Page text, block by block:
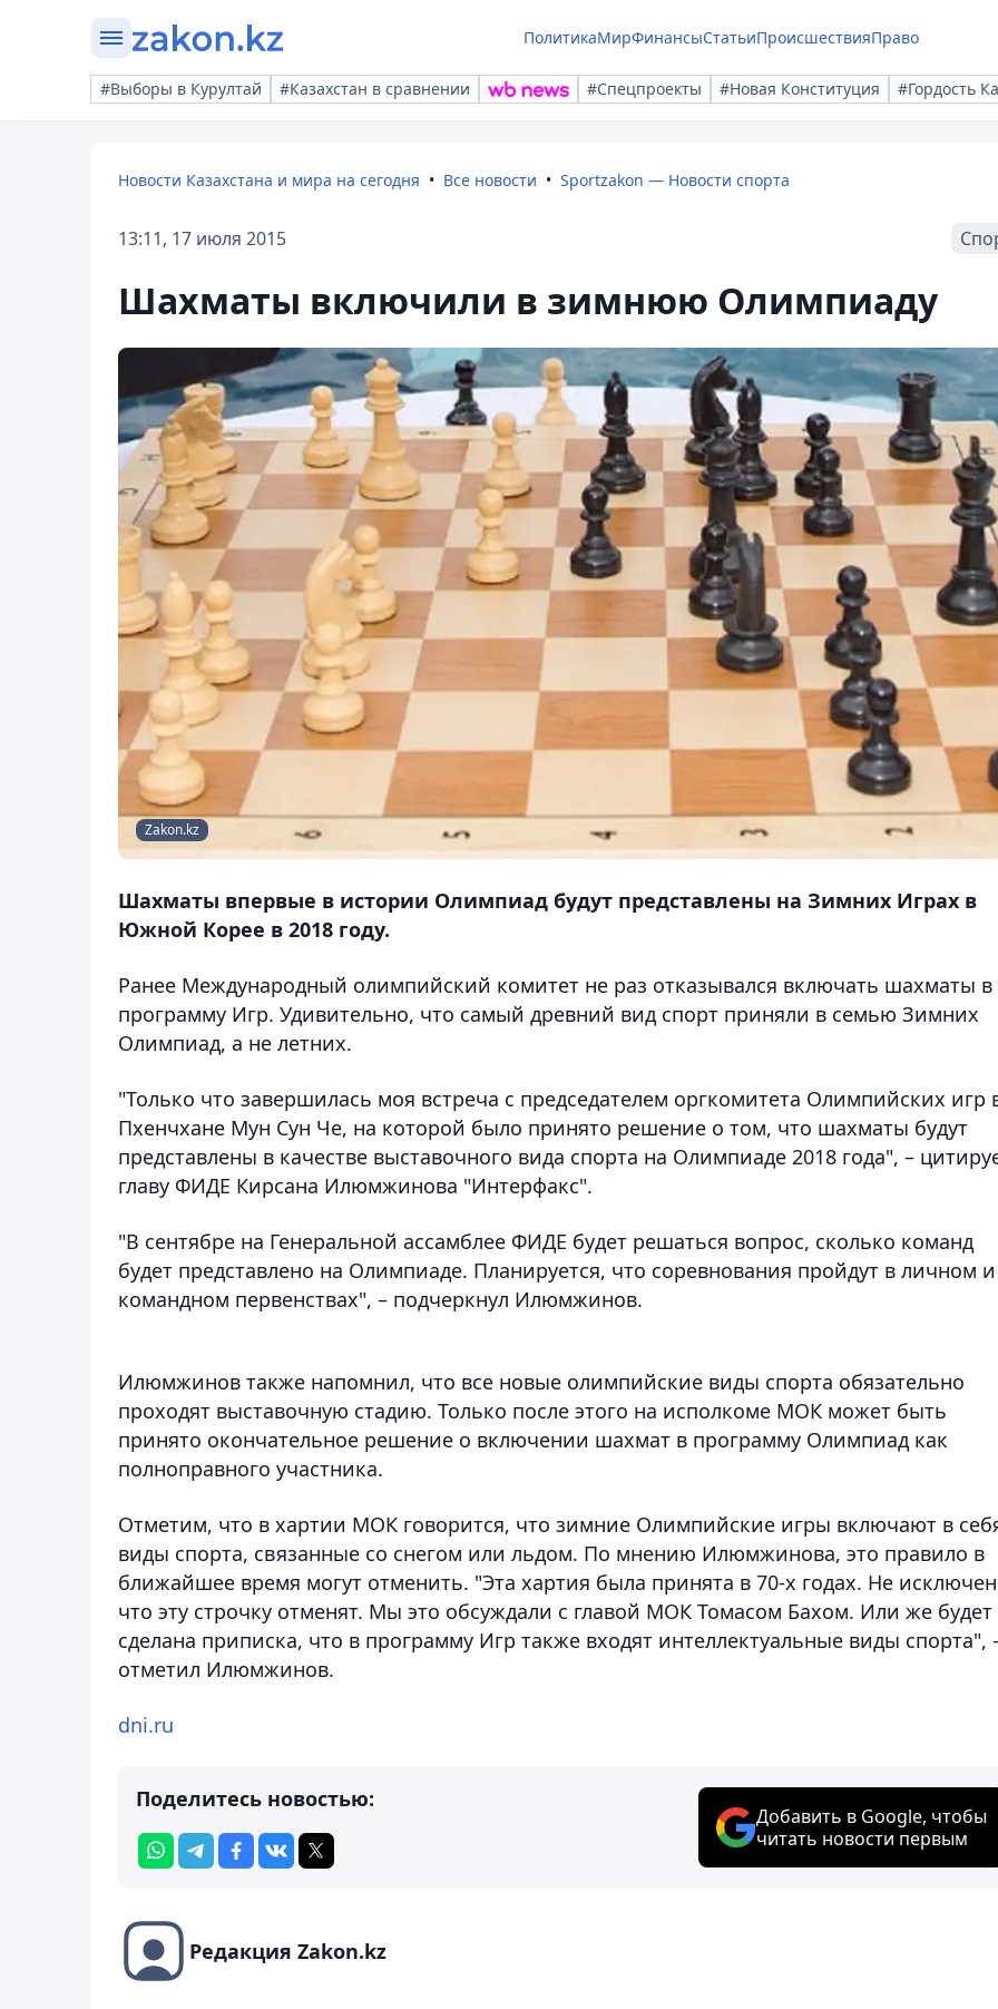
ПолитикаМирФинансыСтатьиПроисшествияПраво
#Выборы в Курултай #Казахстан в сравнении #Спецпроекты #Новая Конституция #Гордость
Новости Казахстана и мира на сегодня Все новости Sportzakon — Новости спорта
13:11, 17 июля 2015
Шахматы включили в зимнюю Олимпиаду
Zakon.kz
Шахматы впервые в истории Олимпиад будут представлены на Зимних Играх в
Южной Корее в 2018 году.
Ранее Международный олимпийский комитет не раз отказывался включать шахматы в
программу Игр. Удивительно, что самый древний вид спорт приняли в семью Зимних
Олимпиад, а не летних.
"Только что завершилась моя встреча с председателем оргкомитета Олимпийских игр
Пхенчхане Мун Сун Че, на которой было принято решение о том, что шахматы будут
представлены в качестве выставочного вида спорта на Олимпиаде 2018 года", –
главу ФИДЕ Кирсана Илюмжинова "Интерфакс".
"В сентябре на Генеральной ассамблее ФИДЕ будет решаться вопрос, сколько команд
будет представлено на Олимпиаде. Планируется, что соревнования пройдут в личном и
командном первенствах", – подчеркнул Илюмжинов.
Илюмжинов также напомнил, что все новые олимпийские виды спорта обязательно
проходят выставочную стадию. Только после этого на исполкоме МОК может быть
принято окончательное решение о включении шахмат в программу Олимпиад как
полноправного участника.
Отметим, что в хартии МОК говорится, что зимние Олимпийские игры включают в
виды спорта, связанные со снегом или льдом. По мнению Илюмжинова, это правило в
ближайшее время могут отменить. "Эта хартия была принята в 70-х годах. Не
что эту строчку отменят. Мы это обсуждали с главой МОК Томасом Бахом. Или же будет
сделана приписка, что в программу Игр также входят интеллектуальные виды спорта",
отметил Илюмжинов.
dni.ru
Поделитесь новостью:
Добавить в Google, чтобы
читать новости первым
Редакция Zakon.kz